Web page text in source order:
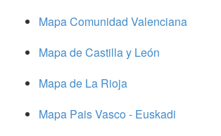
Mapa Comunidad Valenciana
Mapa de Castilla y León
Mapa de La Rioja
Mapa Pais Vasco - Euskadi